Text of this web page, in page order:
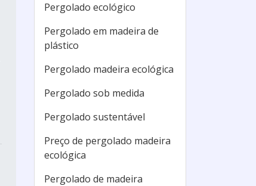
Pergolado ecológico
Pergolado em madeira de
plástico
Pergolado madeira ecológica
Pergolado sob medida
Pergolado sustentável
Preço de pergolado madeira
ecológica
Pergolado de madeira